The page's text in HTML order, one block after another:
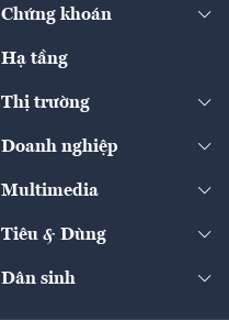
Chứng khoán
Doanh nghiệp niêm yết
Khung pháp lý
Hạ tầng
Thị trường
Thị trường
Nông sản
Doanh nghiệp
Multimedia
Tiêu & Dùng
Dân sinh